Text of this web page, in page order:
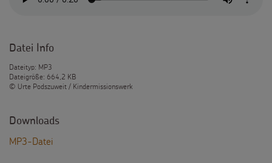
Datei Info
Dateityp: MP3
Dateigröße: 664,2 KB
© Urte Podszuweit / Kindermissionswerk
Downloads
MP3-Datei